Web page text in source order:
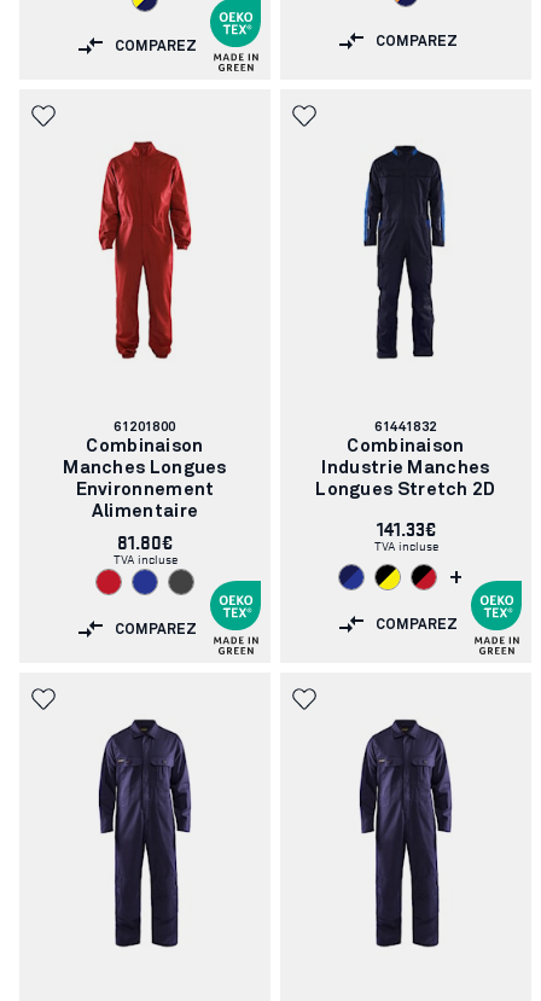
COMPAREZ COMPAREZ
Numéro
d'article:
61201800
Combinaison
Manches Longues
Environnement
Alimentaire
81.80€
TVA incluse
COMPAREZ
Numéro
d'article:
61441832
Combinaison
Industrie Manches
Longues Stretch 2D
141.33€
TVA incluse
+
COMPAREZ